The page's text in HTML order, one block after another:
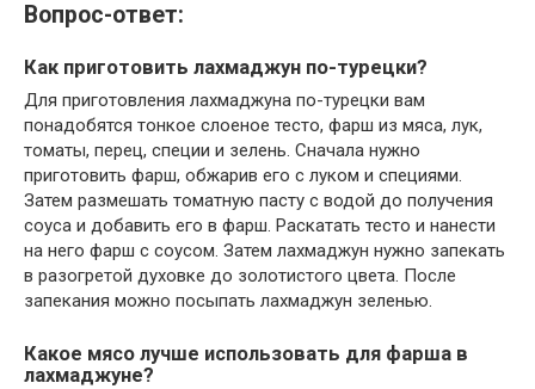
Вопрос-ответ:
Как приготовить лахмаджун по-турецки?
Для приготовления лахмаджуна по-турецки вам
понадобятся тонкое слоеное тесто, фарш из мяса, лук,
томаты, перец, специи и зелень. Сначала нужно
приготовить фарш, обжарив его с луком и специями.
Затем размешать томатную пасту с водой до получения
соуса и добавить его в фарш. Раскатать тесто и нанести
на него фарш с соусом. Затем лахмаджун нужно запекать
в разогретой духовке до золотистого цвета. После
запекания можно посыпать лахмаджун зеленью.
Какое мясо лучше использовать для фарша в
лахмаджуне?